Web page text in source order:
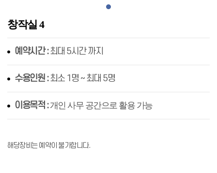
창작실 4
예약시간 :최대 5시간 까지
수용인원 :최소 1명 ~ 최대 5명
이용목적 :개인 사무 공간으로 활용 가능
해당장비는 예약이 불가합니다.